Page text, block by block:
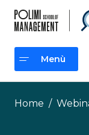
contenuto
Menù
Menù
Home /